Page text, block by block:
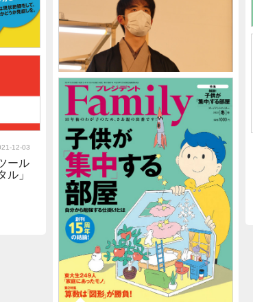
が開発した"子供がやる気にな
る"文具6
れ
が
2021-12-17
藤井聡太竜王“名人クラスの負
けず嫌い”の姿を見せた公開対
局
12-03
ール
」